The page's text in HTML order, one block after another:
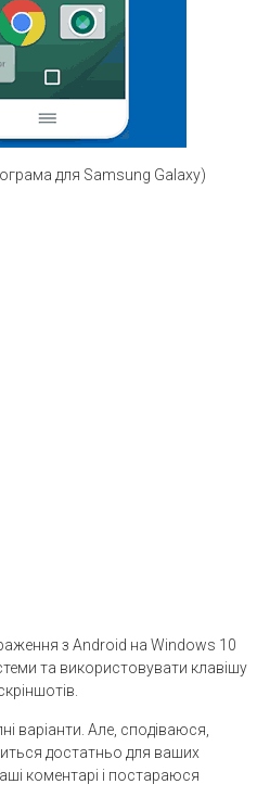
для Samsung Galaxy)
з Android на Windows 10
та використовувати клавішу
варіанти. Але, сподіваюся,
достатньо для ваших
коментарі і постараюся